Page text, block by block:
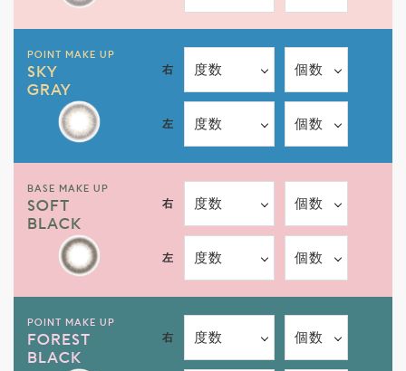
POINT MAKE UP
SKY
GRAY
右 度数 個数
左 度数 個数
BASE MAKE UP
SOFT
BLACK
右 度数 個数
左 度数 個数
POINT MAKE UP
FOREST
BLACK
右 度数 個数